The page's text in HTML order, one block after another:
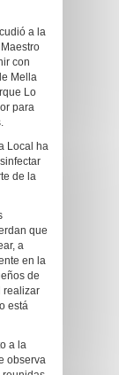
a la
con
Mella
Lo
para
Local ha
de la
que
a
en la
de
realizar
está
a la
observa